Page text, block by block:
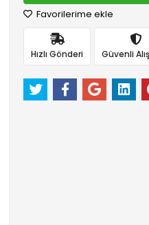
Favorilerime ekle
Hızlı Gönderi Güvenli